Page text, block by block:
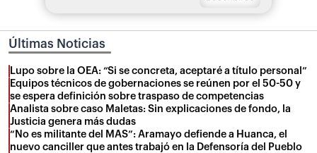
Últimas Noticias
Lupo sobre la OEA: “Si se concreta, aceptaré a título personal”
Equipos técnicos de gobernaciones se reúnen por el 50-50 y
se espera definición sobre traspaso de competencias
Analista sobre caso Maletas: Sin explicaciones de fondo, la
Justicia genera más dudas
“No es militante del MAS”: Aramayo defiende a Huanca, el
nuevo canciller que antes trabajó en la Defensoría del Pueblo